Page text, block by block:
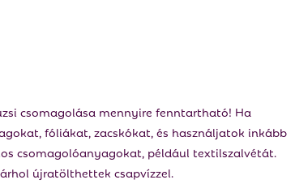
csomagolása mennyire fenntartható! Ha
fóliákat, zacskókat, és használjatok inkább
csomagolóanyagokat, például textilszalvétát.
újratölthettek csapvízzel.